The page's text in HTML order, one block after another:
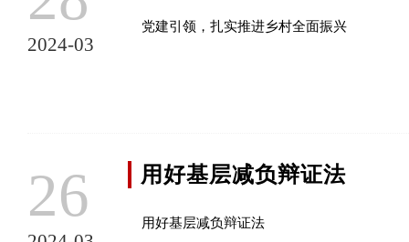
2024-03
党建引领，扎实推进乡村全面振兴
26 用好基层减负辩证法
用好基层减负辩证法